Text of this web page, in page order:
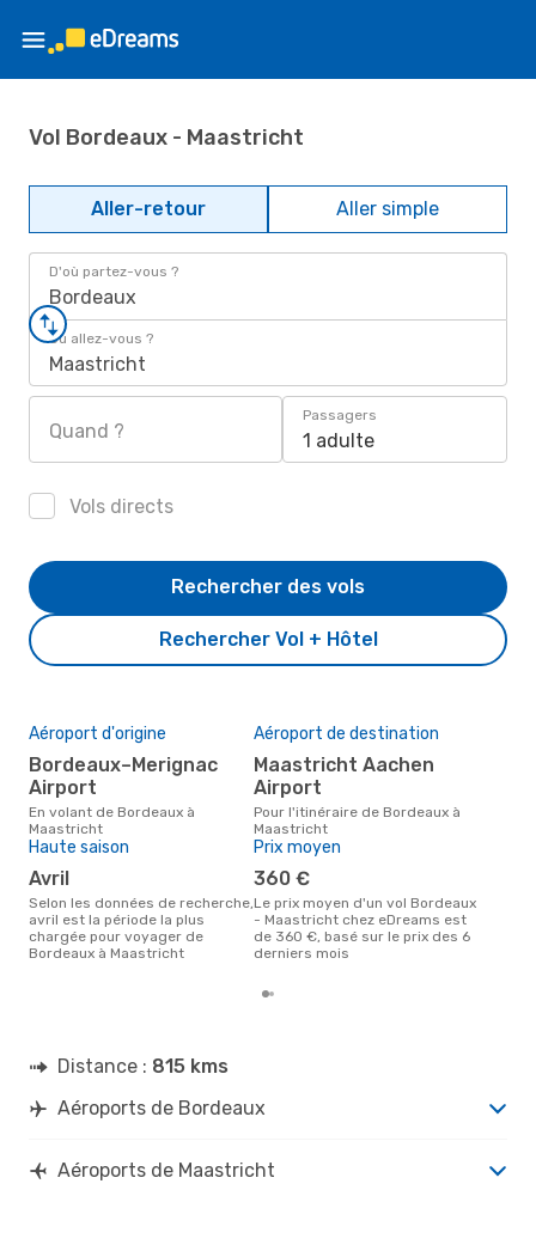
Vol Bordeaux - Maastricht
Aller-retour Aller simple
D'où partez-vous ?
Bordeaux
Où allez-vous ?
Maastricht
Quand ?
Passagers
1 adulte
Vols directs
Rechercher Vol + Hôtel
Rechercher des vols
Aéroport d'origine
Bordeaux–Merignac
Airport
En volant de Bordeaux à
Maastricht
Aéroport de destination
Maastricht Aachen
Airport
Pour l'itinéraire de Bordeaux à
Maastricht
Haute saison
avril
Selon les données de recherche,
avril est la période la plus
chargée pour voyager de
Bordeaux à Maastricht
Prix moyen
360 €
Le prix moyen d'un vol Bordeaux
- Maastricht chez eDreams est
de 360 €, basé sur le prix des 6
derniers mois
Distance : 815 kms
Aéroports de Bordeaux
Aéroports de Maastricht